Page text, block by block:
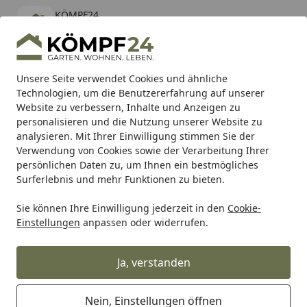
Unsere Seite verwendet Cookies und ähnliche
Technologien, um die Benutzererfahrung auf unserer
Website zu verbessern, Inhalte und Anzeigen zu
personalisieren und die Nutzung unserer Website zu
analysieren. Mit Ihrer Einwilligung stimmen Sie der
Verwendung von Cookies sowie der Verarbeitung Ihrer
persönlichen Daten zu, um Ihnen ein bestmögliches
Surferlebnis und mehr Funktionen zu bieten.
Sie können Ihre Einwilligung jederzeit in den Cookie-
Einstellungen anpassen oder widerrufen.
Ja, verstanden
Nein, Einstellungen öffnen
KÖMPF24
kostenlos - Im App Store
Hotline
Alle Produkte
Mein Konto
Suchen
Karibu Pools inkl. gratis Sandfilteranlage & Pool-
Starterset (Gesamtwert bis 468,99€)
Startseite
Vicma Vicma Lenkerspiegel Vicma Spiegel
Vicma Spiegel rechtsanbau, M8
(Linksgewinde)